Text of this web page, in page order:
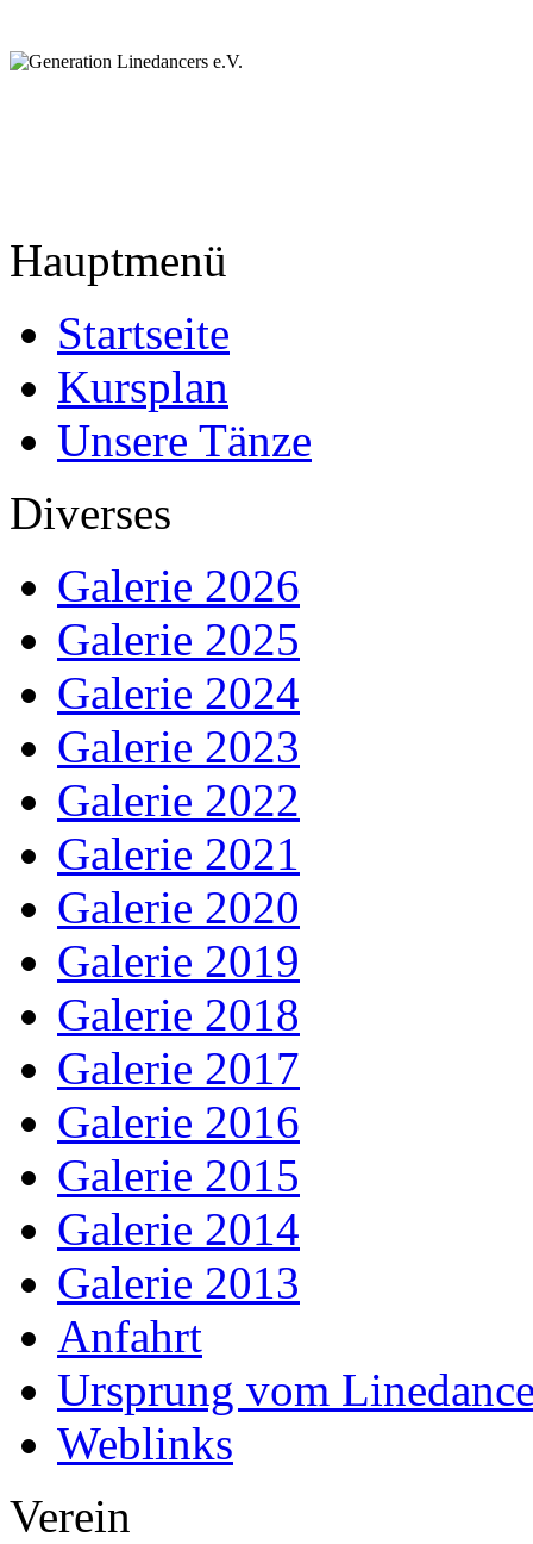
Hauptmenü
Startseite
Kursplan
Unsere Tänze
Diverses
Galerie 2026
Galerie 2025
Galerie 2024
Galerie 2023
Galerie 2022
Galerie 2021
Galerie 2020
Galerie 2019
Galerie 2018
Galerie 2017
Galerie 2016
Galerie 2015
Galerie 2014
Galerie 2013
Anfahrt
Ursprung vom
Weblinks
Verein